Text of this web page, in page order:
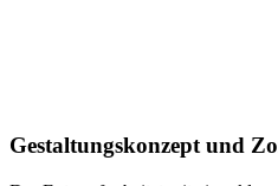
Gestaltungskonzept und